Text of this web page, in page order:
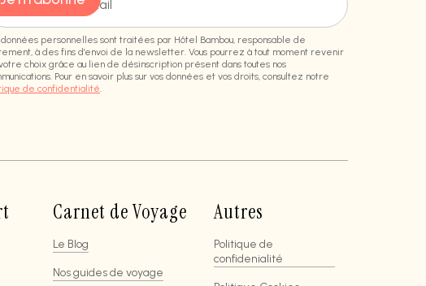
données personnelles sont traitées par Hôtel Bambou, responsable de
à des fins d’envoi de la newsletter. Vous pourrez à tout moment revenir
choix grâce au lien de désinscription présent dans toutes nos
Pour en savoir plus sur vos données et vos droits, consultez notre
de confidentialité
Carnet de Voyage
Le Blog
Nos guides de voyage
Autres
Politique de
confidenialité